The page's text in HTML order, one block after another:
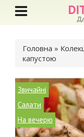
Ви є тут
Головна »
капустою
Звичайні
Салати
На вечерю